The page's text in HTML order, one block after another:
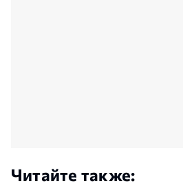
Читайте также: